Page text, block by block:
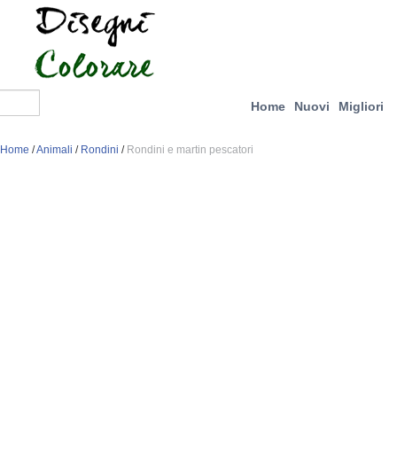
Home Nuovi Migliori
Home /Animali / Rondini / Rondini e martin pescatori